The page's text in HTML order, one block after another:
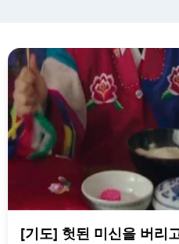
[기도] 헛된 미신을 버리